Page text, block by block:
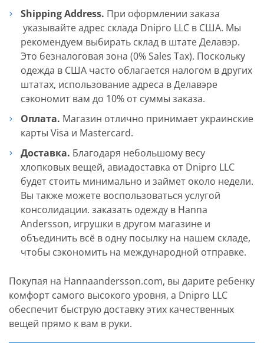
Shipping Address. При оформлении заказа
указывайте адрес склада Dnipro LLC в США. Мы
рекомендуем выбирать склад в штате Делавэр.
Это безналоговая зона (0% Sales Tax). Поскольку
одежда в США часто облагается налогом в других
штатах, использование адреса в Делавэре
сэкономит вам до 10% от суммы заказа.
Оплата. Магазин отлично принимает украинские
карты Visa и Mastercard.
Доставка. Благодаря небольшому весу
хлопковых вещей, авиадоставка от Dnipro LLC
будет стоить минимально и займет около недели.
Вы также можете воспользоваться услугой
консолидации. заказать одежду в Hanna
Andersson, игрушки в другом магазине и
объединить всё в одну посылку на нашем складе,
чтобы сэкономить на международной отправке.
Покупая на Hannaandersson.com, вы дарите ребенку
комфорт самого высокого уровня, а Dnipro LLC
обеспечит быструю доставку этих качественных
вещей прямо к вам в руки.